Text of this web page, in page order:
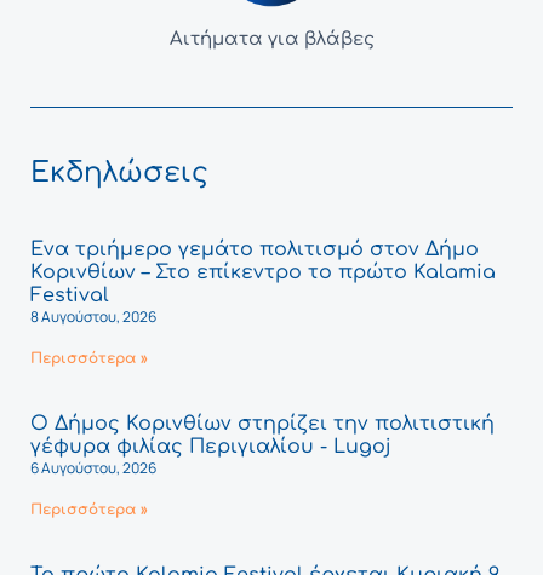
Αιτήματα για βλάβες
Εκδηλώσεις
Ένα τριήμερο γεμάτο πολιτισμό στον Δήμο
Κορινθίων – Στο επίκεντρο το πρώτο Kalamia
Festival
8 Αυγούστου, 2026
Περισσότερα »
Ο Δήμος Κορινθίων στηρίζει την πολιτιστική
γέφυρα φιλίας Περιγιαλίου - Lugoj
6 Αυγούστου, 2026
Περισσότερα »